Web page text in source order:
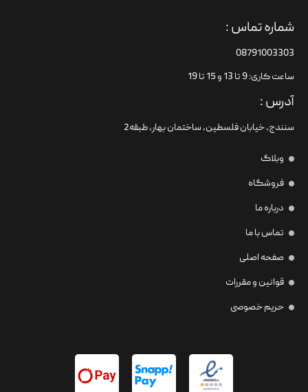
شماره تماس :
08791003303
ساعت کاری: 9 تا 13 و 15 تا 19
آدرس :
سنندج، خیابان فلسطین،‌ ساختمان بهار، طبقه2
وبلاگ
فروشگاه
درباره ما
تماس با ما
صفحه اصلی
قوانین و مقررات
حریم خصوصی